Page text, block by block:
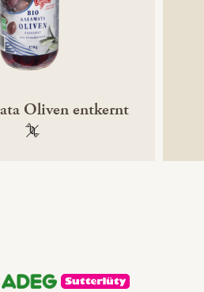
Oliven entkernt
100 % gentechnikfrei